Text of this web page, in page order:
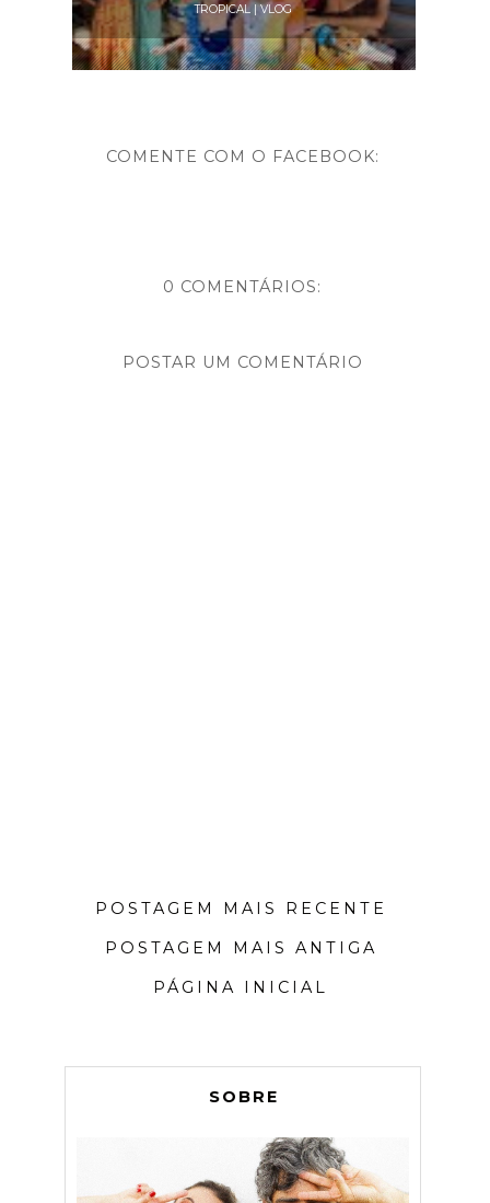
TROPICAL | VLOG
COMENTE COM O FACEBOOK:
0 COMENTÁRIOS:
POSTAR UM COMENTÁRIO
POSTAGEM MAIS RECENTE
POSTAGEM MAIS ANTIGA
PÁGINA INICIAL
SOBRE